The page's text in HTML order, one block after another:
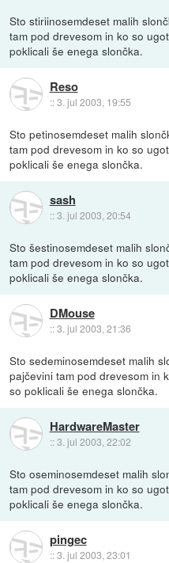
Sto stiriinosemdeset malih
tam pod drevesom in ko so
poklicali še enega slončka.
Reso
::3. jul 2003, 19:55
Sto petinosemdeset malih
tam pod drevesom in ko so
poklicali še enega slončka.
sash
::3. jul 2003, 20:54
Sto šestinosemdeset malih
tam pod drevesom in ko so
poklicali še enega slončka.
DMouse
::3. jul 2003, 21:36
Sto sedeminosemdeset malih
pajčevini tam pod drevesom in
so poklicali še enega slončka.
HardwareMaster
::3. jul 2003, 22:02
Sto oseminosemdeset malih
tam pod drevesom in ko so
poklicali še enega slončka.
pingec
::3. jul 2003, 23:01